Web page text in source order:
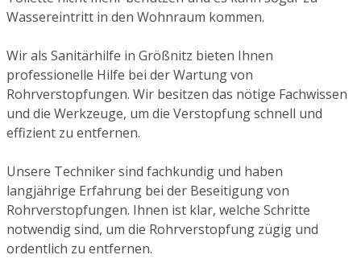
Wassereintritt in den Wohnraum kommen.
Wir als Sanitärhilfe in Größnitz bieten Ihnen
professionelle Hilfe bei der Wartung von
Rohrverstopfungen. Wir besitzen das nötige Fachwissen
und die Werkzeuge, um die Verstopfung schnell und
effizient zu entfernen.
Unsere Techniker sind fachkundig und haben
langjährige Erfahrung bei der Beseitigung von
Rohrverstopfungen. Ihnen ist klar, welche Schritte
notwendig sind, um die Rohrverstopfung zügig und
ordentlich zu entfernen.